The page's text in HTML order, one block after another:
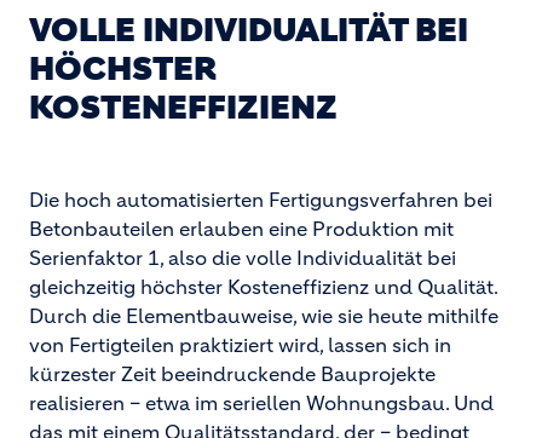
VOLLE INDIVIDUALITÄT BEI
HÖCHSTER
KOSTENEFFIZIENZ
Die hoch automatisierten Fertigungsverfahren bei
Betonbauteilen erlauben eine Produktion mit
Serienfaktor 1, also die volle Individualität bei
gleichzeitig höchster Kosteneffizienz und Qualität.
Durch die Elementbauweise, wie sie heute mithilfe
von Fertigteilen praktiziert wird, lassen sich in
kürzester Zeit beeindruckende Bauprojekte
realisieren – etwa im seriellen Wohnungsbau. Und
das mit einem Qualitätsstandard, der – bedingt